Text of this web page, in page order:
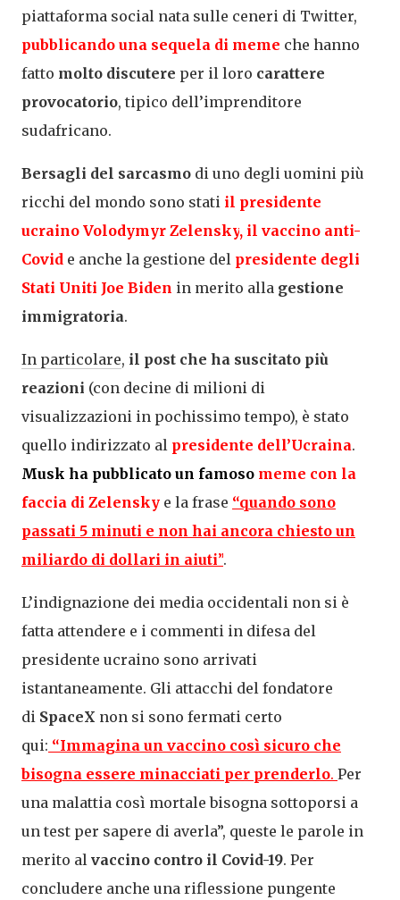
piattaforma social nata sulle ceneri di Twitter,
pubblicando una sequela di meme che hanno
fatto molto discutere per il loro carattere
provocatorio, tipico dell’imprenditore
sudafricano.
Bersagli del sarcasmo di uno degli uomini più
ricchi del mondo sono stati il presidente
ucraino Volodymyr Zelensky, il vaccino anti-
Covid e anche la gestione del presidente degli
Stati Uniti Joe Biden in merito alla gestione
immigratoria.
In particolare, il post che ha suscitato più
reazioni (con decine di milioni di
visualizzazioni in pochissimo tempo), è stato
quello indirizzato al presidente dell’Ucraina.
Musk ha pubblicato un famoso meme con la
faccia di Zelensky e la frase “quando sono
passati 5 minuti e non hai ancora chiesto un
miliardo di dollari in aiuti”.
L’indignazione dei media occidentali non si è
fatta attendere e i commenti in difesa del
presidente ucraino sono arrivati
istantaneamente. Gli attacchi del fondatore
di SpaceX non si sono fermati certo
qui: “Immagina un vaccino così sicuro che
bisogna essere minacciati per prenderlo. Per
una malattia così mortale bisogna sottoporsi a
un test per sapere di averla”, queste le parole in
merito al vaccino contro il Covid-19. Per
concludere anche una riflessione pungente